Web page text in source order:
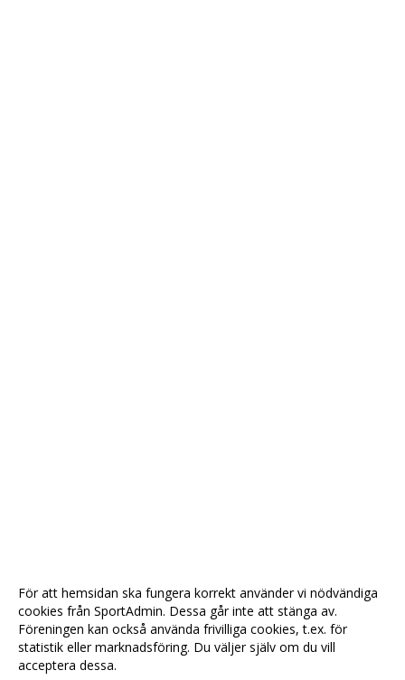
För att hemsidan ska fungera korrekt använder vi nödvändiga
cookies från SportAdmin. Dessa går inte att stänga av.
Föreningen kan också använda frivilliga cookies, t.ex. för
statistik eller marknadsföring. Du väljer själv om du vill
acceptera dessa.